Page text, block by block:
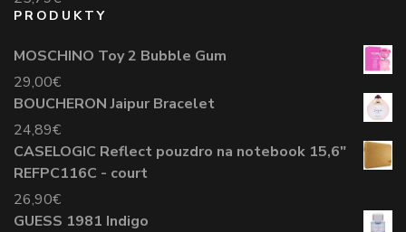
PRODUKTY
MOSCHINO Toy 2 Bubble Gum
29,00€
BOUCHERON Jaipur Bracelet
24,89€
CASELOGIC Reflect pouzdro na notebook 15,6"
REFPC116C - court
26,90€
GUESS 1981 Indigo